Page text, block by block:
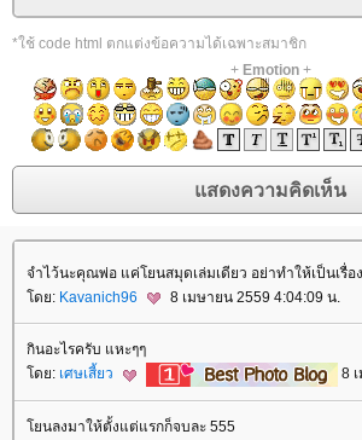
*ใช้ code html ตกแต่งข้อความได้เฉพาะสมาชิก
+ Emotion+
จำไว้นะคุณพ่อ แค่โยนสมุดเล่มเดียว อย่าทำให้เป็นเรื่อ
ดย: Kavanich96 8 เมษายน 2559 4:04:09 น.
กินอะไรครับ แหะๆๆ
ดย: เศษเสี้ยว 8
นลงมาให้ตั้งแต่แรกก็จบละ 555